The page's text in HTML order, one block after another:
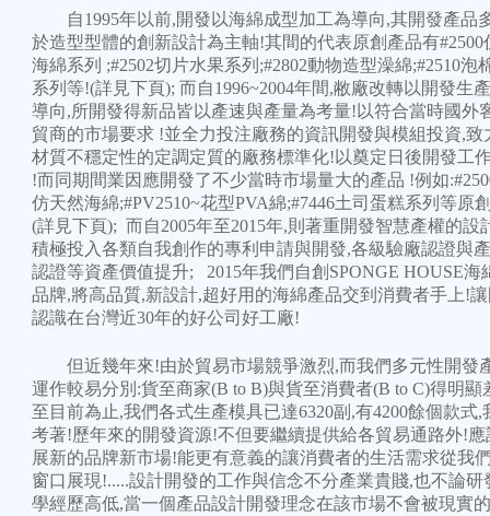
自1995年以前,開發以海綿成型加工為導向,其開發產品
於造型型體的創新設計為主軸!其間的代表原創產品有#2500
海綿系列 ;#2502切片水果系列;#2802動物造型澡綿;#2510泡
系列等!(詳見下頁); 而自1996~2004年間,敝廠改轉以開發生
導向,所開發得新品皆以產速與產量為考量!以符合當時國外
貿商的市場要求 !並全力投注廠務的資訊開發與模組投資,致
材質不穩定性的定調定質的廠務標準化!以奠定日後開發工
!而同期間業因應開發了不少當時市場量大的產品 !例如
仿天然海綿;#PV2510~花型PVA綿;#7446土司蛋糕系列等原
(詳見下頁); 而自2005年至2015年,則著重開發智慧產權的設
積極投入各類自我創作的專利申請與開發,各級驗廠認證與
認證等資產價值提升; 2015年我們自創SPONGE HOUSE海
品牌,將高品質,新設計,超好用的海綿產品交到消費者手上!
認識在台灣近30年的好公司好工廠!
但近幾年來!由於貿易市場競爭激烈,而我們多元性開發
運作較易分別:貨至商家(B to B)與貨至消費者(B to C)得明顯
至目前為止,我們各式生產模具已達6320副,有4200餘個款式,
考著!歷年來的開發資源!不但要繼續提供給各貿易通路外!應
展新的品牌新市場!能更有意義的讓消費者的生活需求從我
窗口展現!.....設計開發的工作與信念不分產業貴賤,也不論研
學經歷高低,當一個產品設計開發理念在該市場不會被現實